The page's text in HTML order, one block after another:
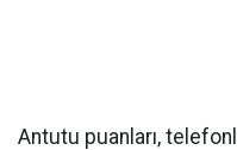
Antutu puanları,